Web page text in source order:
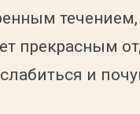
прекрасным
и